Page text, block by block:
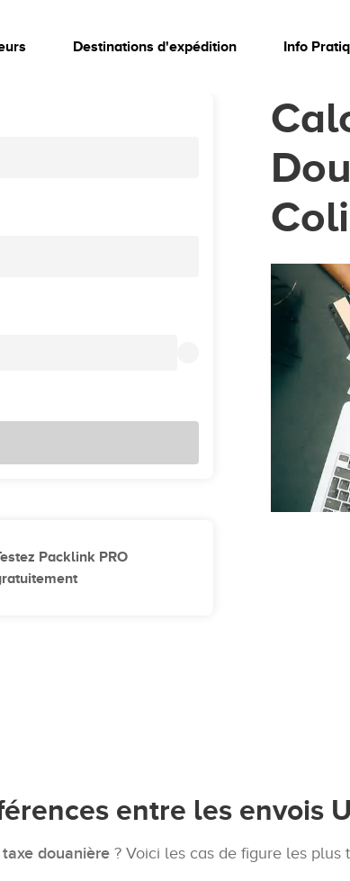
Destinations d'expédition Info
Packlink PRO
entre les envois
taxe douanière ? Voici les cas de figure les plus